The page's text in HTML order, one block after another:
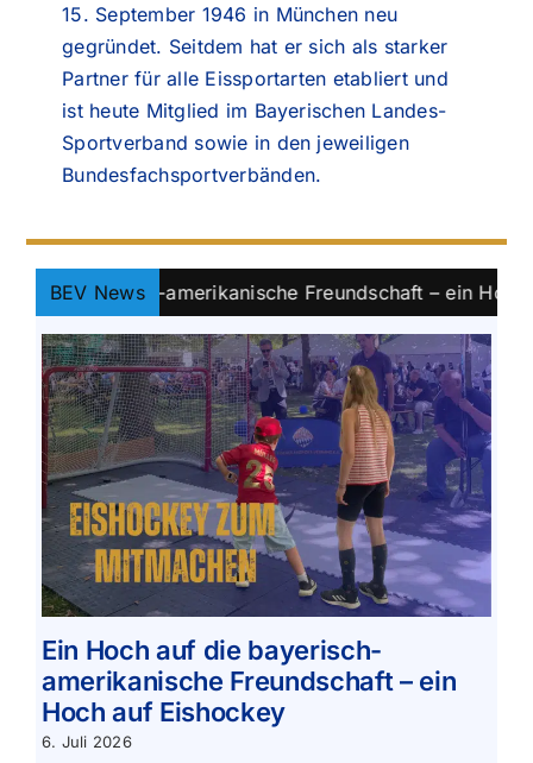
15. September 1946 in München neu
gegründet. Seitdem hat er sich als starker
Partner für alle Eissportarten etabliert und
ist heute Mitglied im Bayerischen Landes-
Sportverband sowie in den jeweiligen
Bundesfachsportverbänden.
BEV News
amerikanische Freundschaft – ein Hoch auf
Ein Hoch auf die bayerisch-
amerikanische Freundschaft – ein
Hoch auf Eishockey
6. Juli 2026